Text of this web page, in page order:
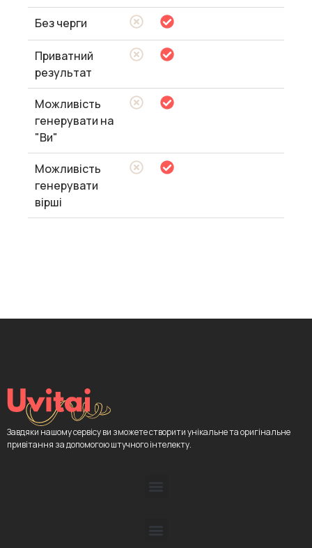
Без черги
Приватний
результат
Можливість
генерувати на
"Ви"
Можливість
генерувати
вірші
Завдяки нашому сервісу ви зможете створити унікальне та оригінальне
привітання за допомогою штучного інтелекту.